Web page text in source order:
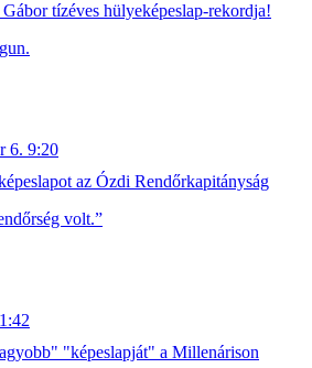
tízéves hülyeképeslap-rekordja!
6. 9:20
az Ózdi Rendőrkapitányság
volt.”
"képeslapját" a Millenárison